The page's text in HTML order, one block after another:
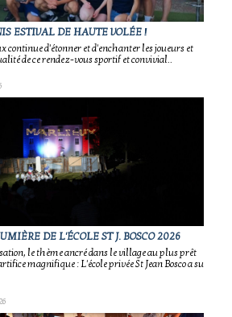
ESTIVAL DE HAUTE VOLÉE !
continue d'étonner et d'enchanter les joueurs et
de ce rendez-vous sportif et convivial..
DE L'ÉCOLE ST J. BOSCO 2026
le thème ancré dans le village au plus prêt
magnifique : L'école privée St Jean Bosco a su